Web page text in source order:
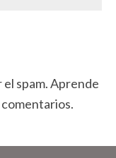
spam.Aprende